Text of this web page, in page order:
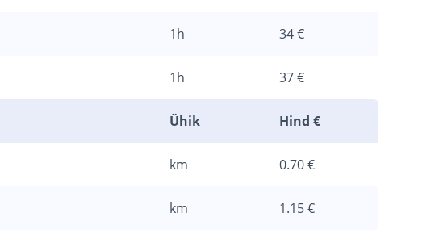
1h 34 €
1h 37 €
Ühik Hind €
km 0.70 €
km 1.15 €